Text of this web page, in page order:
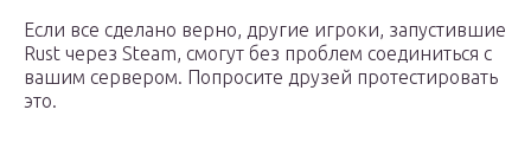
Если все сделано верно, другие игроки, запустившие
Rust через Steam, смогут без проблем соединиться с
вашим сервером. Попросите друзей протестировать
это.